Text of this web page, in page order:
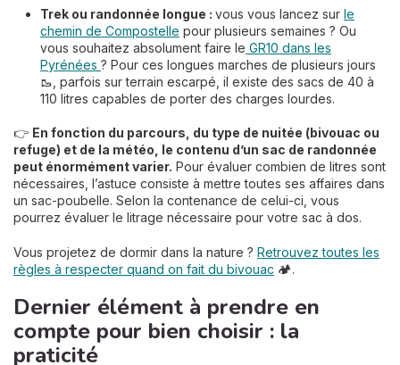
Trek ou randonnée longue : vous vous lancez sur le
chemin de Compostelle pour plusieurs semaines ? Ou
vous souhaitez absolument faire le GR10 dans les
Pyrénées ? Pour ces longues marches de plusieurs jours
🥾, parfois sur terrain escarpé, il existe des sacs de 40 à
110 litres capables de porter des charges lourdes.
👉 En fonction du parcours, du type de nuitée (bivouac ou
refuge) et de la météo, le contenu d’un sac de randonnée
peut énormément varier. Pour évaluer combien de litres sont
nécessaires, l’astuce consiste à mettre toutes ses affaires dans
un sac-poubelle. Selon la contenance de celui-ci, vous
pourrez évaluer le litrage nécessaire pour votre sac à dos.
Vous projetez de dormir dans la nature ? Retrouvez toutes les
règles à respecter quand on fait du bivouac 🏕.
Dernier élément à prendre en
compte pour bien choisir : la
praticité